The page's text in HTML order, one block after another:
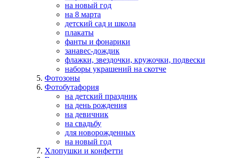
на новый год
на 8 марта
детский сад и школа
плакаты
фанты и фонарики
занавес-дождик
флажки, звездочки, кружочки, подвески
наборы украшений на скотче
Фотозоны
Фотобутафория
на детский праздник
на день рождения
на девичник
на свадьбу
для новорожденных
на новый год
Хлопушки и конфетти